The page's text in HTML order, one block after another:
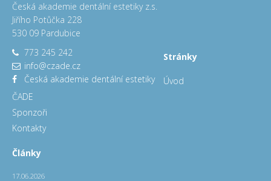
Česká akademie dentální estetiky z.s.
Jiřího Potůčka 228
530 09 Pardubice
773 245 242
info@czade.cz
Česká akademie dentální estetiky
Stránky
Úvod
ČADE
Sponzoři
Kontakty
Články
17.06.2026